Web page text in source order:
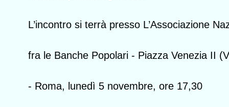
L’incontro si terrà presso L’Associazione
fra le Banche Popolari - Piazza Venezia II
- Roma, lunedì 5 novembre, ore 17,30